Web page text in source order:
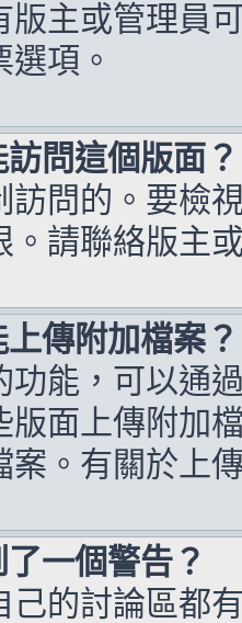
版主或管理員
項。
問這個版面？
訪問的。要檢
。請聯絡版主
傳附加檔案？
功能，可以通
版面上傳附加
案。有關於上
一個警告？
己的討論區都